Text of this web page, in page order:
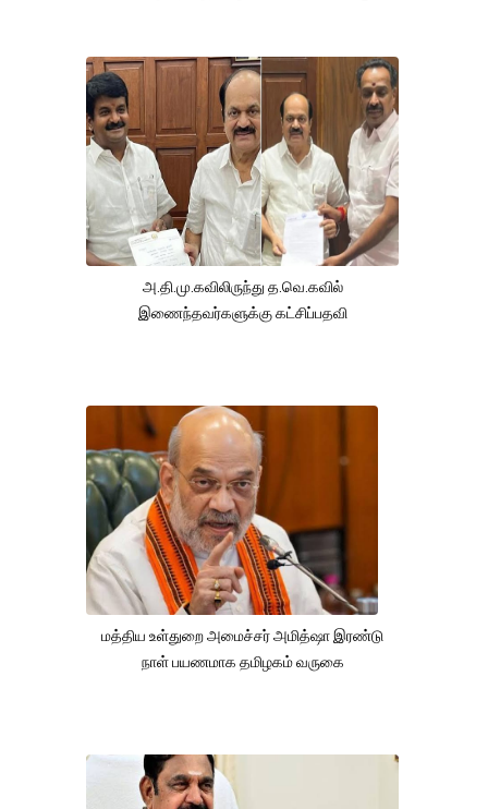
அ.தி.மு.கவிலிருந்து த.வெ.கவில்
இணைந்தவர்களுக்கு கட்சிப்பதவி
மத்திய உள்துறை அமைச்சர் அமித்ஷா இரண்டு
நாள் பயணமாக தமிழகம் வருகை